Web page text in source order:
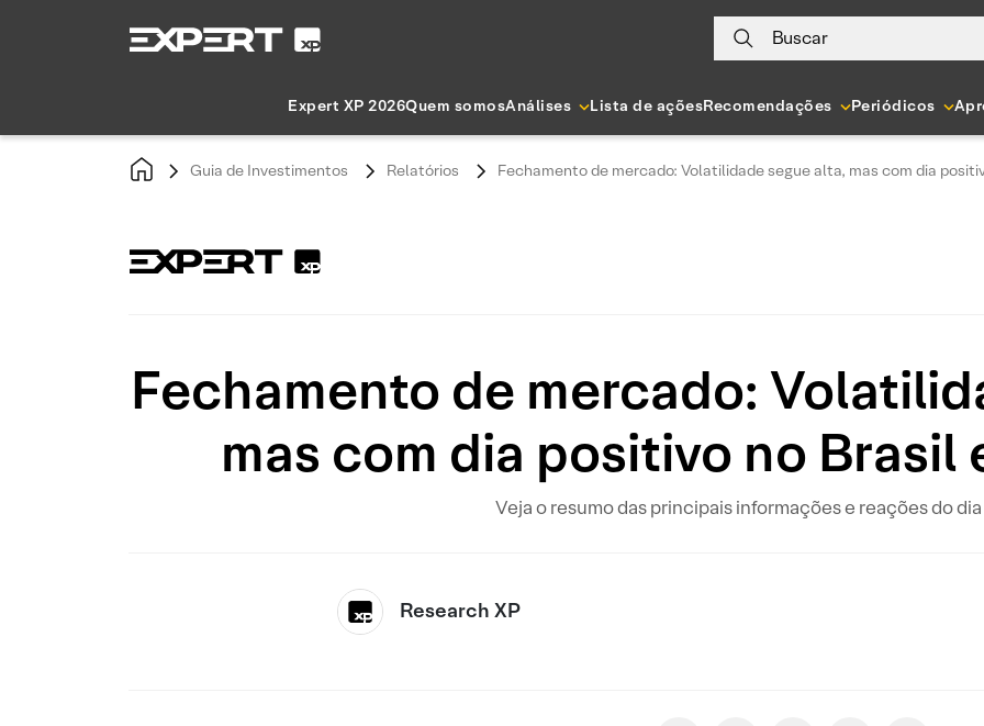
Buscar
Expert XP 2026Quem somosAnálises Lista de açõesRecomendações Periódicos
Guia de Investimentos Relatórios Fechamento de mercado: Volatilidade segue alta, mas com dia
Fechamento de mercado:
mas com dia positivo no Brasil
Veja o resumo das principais informações e reações do dia
Research XP